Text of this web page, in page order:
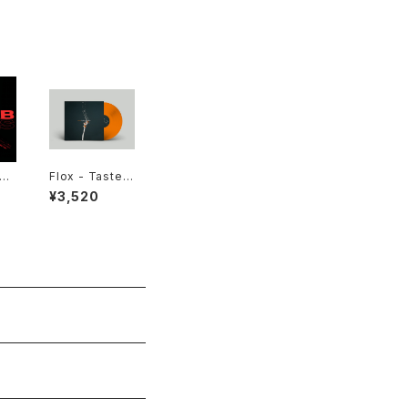
Flox - Taste
Of Grey"LP"
¥3,520